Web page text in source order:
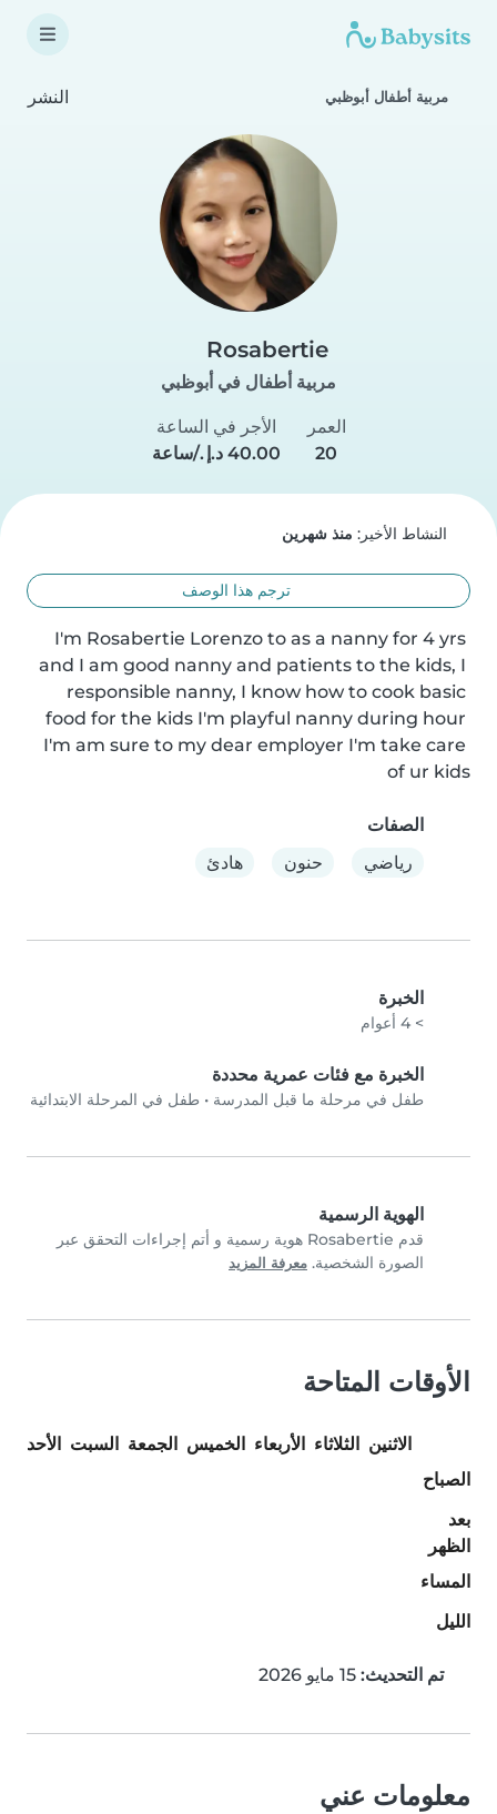
مربية أطفال أبوظبي النشر
Rosabertie
مربية أطفال في أبوظبي
العمر
20
الأجر في الساعة
النشاط الأخير: منذ شهرين
ترجم هذا الوصف
I'm Rosabertie Lorenzo to as a nanny for 4 yrs
and I am good nanny and patients to the kids, I
responsible nanny, I know how to cook basic
food for the kids I'm playful nanny during hour
I'm am sure to my dear employer I'm take care
of ur kids
الصفات
رياضي
حنون هادئ
الخبرة
> 4 أعوام
الخبرة مع فئات عمرية محددة
طفل في مرحلة ما قبل المدرسة • طفل في المرحلة الابتدائية
الهوية الرسمية
قدم Rosabertie هوية رسمية و أتم إجراءات التحقق عبر
الصورة الشخصية. معرفة المزيد
الأوقات المتاحة
الاثنين الثلاثاء الأربعاء الخميس الجمعة السبت
الأحد
الصباح
بعد
الظهر
المساء
الليل
تم التحديث:
معلومات عني